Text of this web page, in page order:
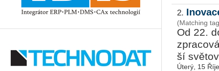
2.
(Matching
Od 22.
ší
Úterý, 15